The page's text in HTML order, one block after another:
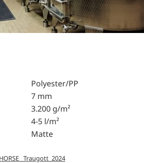
Polyester/PP
7 mm
3.200 g/m²
4-5 l/m²
Matte
_Traugott_2024